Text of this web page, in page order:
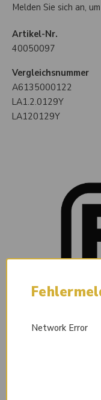
Melden Sie sich an,
Artikel-Nr.
40050097
Vergleichsnummer
A6135000122
LA1.2.0129Y
LA120129Y
Network Error